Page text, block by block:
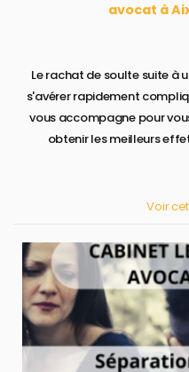
avocat à
Le rachat de soulte suite à un divorce à Aix en Provence peut
s'avérer rapidement
vous accompagne pour
obtenir les meilleurs
Voir